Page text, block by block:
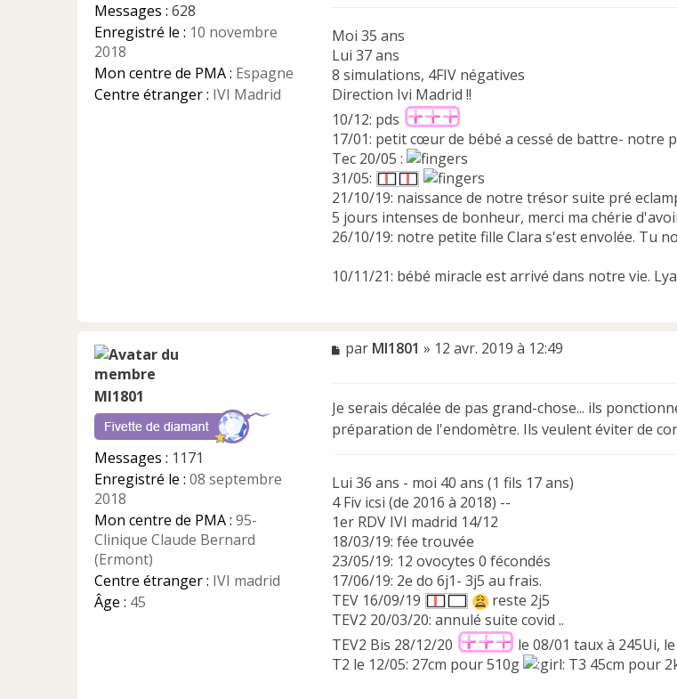
Messages : 628
Enregistré le : 10 novembre
2018
Mon centre de PMA : Espagne
Centre étranger : IVI Madrid
o
n
l
u
Moi 35 ans
Lui 37 ans
8 simulations, 4FIV négatives
Direction Ivi Madrid !!
10/12: pds
17/01: petit cœur de bébé a cessé de battre- notre
Tec 20/05 :
31/05:
21/10/19: naissance de notre trésor suite pré
5 jours intenses de bonheur, merci ma chérie
26/10/19: notre petite fille Clara s'est envolée. Tu
10/11/21: bébé miracle est arrivé dans notre vie.
Ml1801
Messages : 1171
Enregistré le : 08 septembre
2018
Mon centre de PMA : 95-
Clinique Claude Bernard
(Ermont)
Centre étranger : IVI madrid
Âge : 45
M
a
g
o
n
l
u
par Ml1801 » 12 avr. 2019 à 12:49
Je serais décalée de pas grand-chose... ils
préparation de l'endomètre. Ils veulent éviter de
Lui 36 ans - moi 40 ans (1 fils 17 ans)
4 Fiv icsi (de 2016 à 2018) --
1er RDV IVI madrid 14/12
18/03/19: fée trouvée
23/05/19: 12 ovocytes 0 fécondés
17/06/19: 2e do 6j1- 3j5 au frais.
TEV 16/09/19
reste 2j5
TEV2 20/03/20: annulé suite covid ..
TEV2 Bis 28/12/20
le 08/01 taux à 245Ui,
T2 le 12/05: 27cm pour 510g
T3 45cm pour